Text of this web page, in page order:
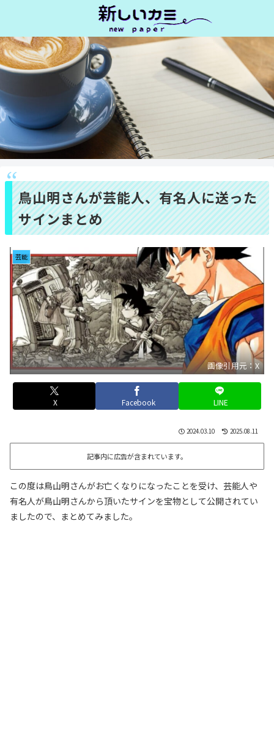
鳥山明さんが芸能人、有名人に送った
サインまとめ
芸能
画像引用元：X
X Facebook LINE
2024.03.10 2025.08.11
記事内に広告が含まれています。
この度は鳥山明さんがお亡くなりになったことを受け、芸能人や
有名人が鳥山明さんから頂いたサインを宝物として公開されてい
ましたので、まとめてみました。